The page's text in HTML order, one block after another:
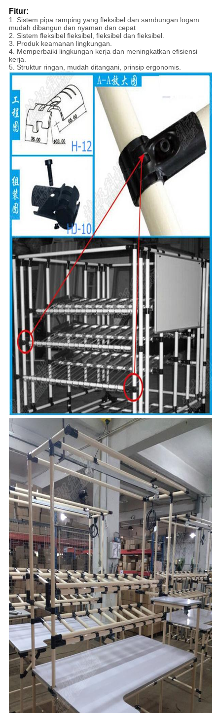
Fitur:
1. Sistem pipa ramping yang fleksibel dan sambungan logam
mudah dibangun dan nyaman dan cepat
2. Sistem fleksibel fleksibel, fleksibel dan fleksibel.
3. Produk keamanan lingkungan.
4. Memperbaiki lingkungan kerja dan meningkatkan efisiensi
kerja.
5. Struktur ringan, mudah ditangani, prinsip ergonomis.